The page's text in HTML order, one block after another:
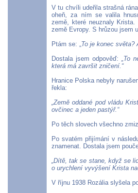
V tu chvíli udeřila strašná
oheň, za ním se valila
země, které neuznaly
země Evropy. S hrůzou jsem
Ptám se: „To je konec světa?
Dostala jsem odpověď:„To
která má završit zničení.“
Hranice Polska nebyly
řekla:
„Země oddané pod vládu
ovčinec a jeden pastýř.“
Po těch slovech všechno
Po svatém přijímání v
znamenat. Dostala jsem
„Dítě, tak se stane, když se
o urychlení vyvýšení Krista
V říjnu 1938 Rozália slyšela